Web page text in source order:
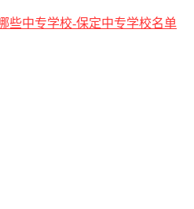
些中专学校-保定中专学校名单